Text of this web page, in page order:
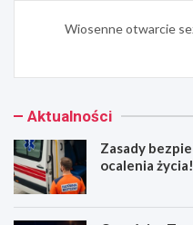
Wiosenne otwarcie
Aktualności
Zasady
ocalenia życia!